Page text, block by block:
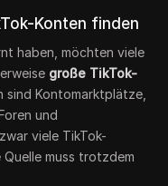
Konten finden
haben, möchten viele
große TikTok-
sind Kontomarktplätze,
und
viele TikTok-
muss trotzdem